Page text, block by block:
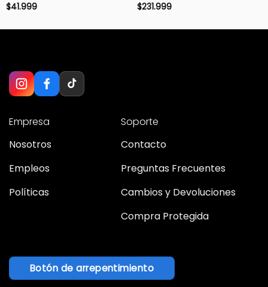
$41.999 $231.999
Empresa
Nosotros
Empleos
Políticas
Soporte
Contacto
Preguntas Frecuentes
Cambios y Devoluciones
Compra Protegida
Botón de arrepentimiento